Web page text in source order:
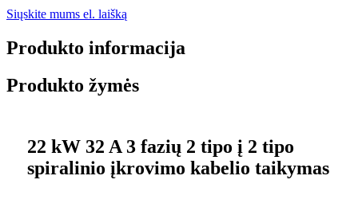
Siųskite mums el. laišką
Produkto informacija
Produkto žymės
22 kW 32 A 3 fazių 2 tipo į 2 tipo
spiralinio įkrovimo kabelio taikymas